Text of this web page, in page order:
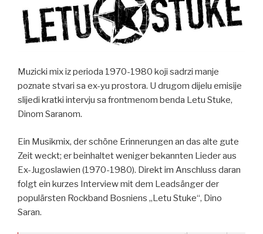
k
Muzicki mix iz perioda 1970-1980 koji sadrzi manje
poznate stvari sa ex-yu prostora. U drugom dijelu emisije
slijedi kratki intervju sa frontmenom benda Letu Stuke,
Dinom Saranom.
Ein Musikmix, der schöne Erinnerungen an das alte gute
Zeit weckt; er beinhaltet weniger bekannten Lieder aus
Ex-Jugoslawien (1970-1980). Direkt im Anschluss daran
folgt ein kurzes Interview mit dem Leadsänger der
populärsten Rockband Bosniens „Letu Stuke“, Dino
Saran.